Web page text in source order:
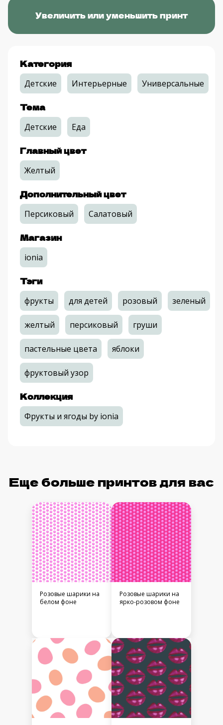
Увеличить или уменьшить принт
Категория
Детские Интерьерные Универсальные
Тема
Детские Еда
Главный цвет
Желтый
Дополнительный цвет
Персиковый Салатовый
Магазин
ionia
Тэги
фрукты для детей розовый зеленый
желтый персиковый груши
пастельные цвета яблоки
фруктовый узор
Коллекция
Фрукты и ягоды by ionia
Еще больше принтов для вас
Розовые шарики на
белом фоне
Розовые шарики на
ярко-розовом фоне